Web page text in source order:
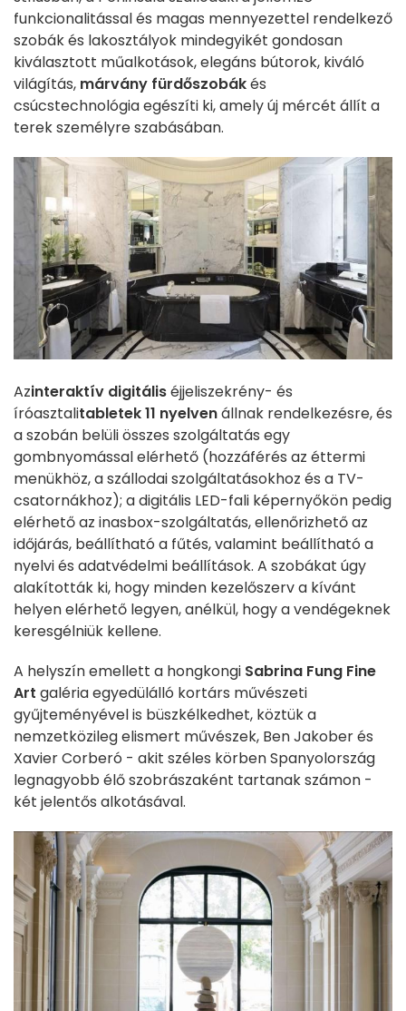
funkcionalitással és magas mennyezettel rendelkező
szobák és lakosztályok mindegyikét gondosan
kiválasztott műalkotások, elegáns bútorok, kiváló
világítás, márvány fürdőszobákés
csúcstechnológia egészíti ki, amely új mércét állít a
terek személyre szabásában.
Azinteraktív digitáliséjjeliszekrény- és
íróasztalitabletek11 nyelvenállnak rendelkezésre, és
a szobán belüli összes szolgáltatás egy
gombnyomással elérhető (hozzáférés az éttermi
menükhöz, a szállodai szolgáltatásokhoz és a TV-
csatornákhoz); a digitális LED-fali képernyőkön pedig
elérhető az inasbox-szolgáltatás, ellenőrizhető az
időjárás, beállítható a fűtés, valamint beállítható a
nyelvi és adatvédelmi beállítások. A szobákat úgy
alakították ki, hogy minden kezelőszerv a kívánt
helyen elérhető legyen, anélkül, hogy a vendégeknek
keresgélniük kellene.
A helyszín emellett a hongkongi Sabrina Fung Fine
Art galéria egyedülálló kortárs művészeti
gyűjteményével is büszkélkedhet, köztük a
nemzetközileg elismert művészek, Ben Jakober és
Xavier Corberó - akit széles körben Spanyolország
legnagyobb élő szobrászaként tartanak számon -
két jelentős alkotásával.